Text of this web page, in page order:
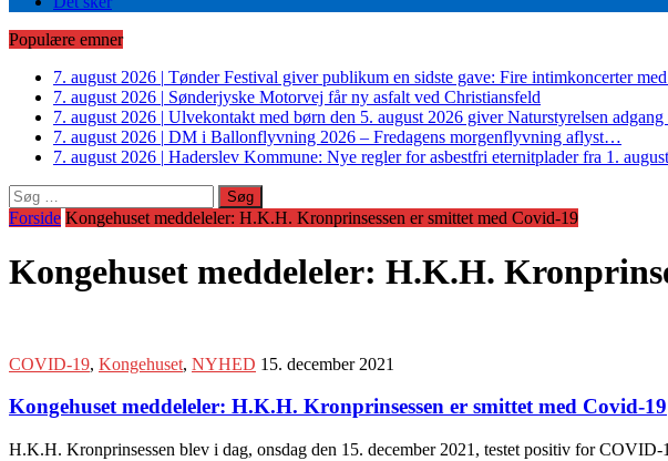
Populære emner
7. august 2026 | Tønder Festival giver publikum en sidste gave: Fire intimkoncerter
7. august 2026 | Sønderjyske Motorvej får ny asfalt ved Christiansfeld
7. august 2026 | Ulvekontakt med børn den 5. august 2026 giver Naturstyrelsen
7. august 2026 | DM i Ballonflyvning 2026 – Fredagens morgenflyvning aflyst…
7. august 2026 | Haderslev Kommune: Nye regler for asbestfri eternitplader fra 1.
Søg
efter:
Forside Kongehuset meddeleler: H.K.H. Kronprinsessen er smittet med Covid-19
Kongehuset meddeleler: H.K.H.
COVID-19, Kongehuset, NYHED 15. december 2021
Kongehuset meddeleler: H.K.H. Kronprinsessen er smittet med Covid-19
H.K.H. Kronprinsessen blev i dag, onsdag den 15. december 2021, testet positiv for